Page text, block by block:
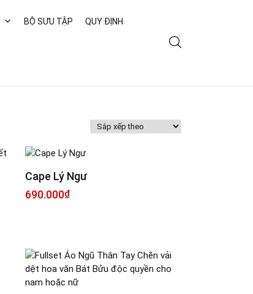
BỘ SƯU TẬP QUY ĐỊNH
Cape Lý Ngư
690.000₫